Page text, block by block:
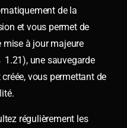
de la
et vous permet de
mise à jour majeure
une sauvegarde
vous permettant de
régulièrement les